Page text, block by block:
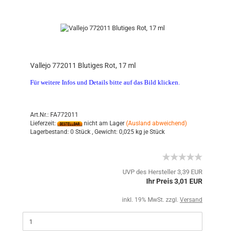
Vallejo 772011 Blutiges Rot, 17 ml
Für weitere Infos und Details bitte auf das Bild klicken.
Art.Nr.: FA772011
Lieferzeit:
nicht am Lager (Ausland abweichend)
Lagerbestand: 0 Stück , Gewicht: 0,025 kg je Stück
UVP des Hersteller 3,39 EUR
Ihr Preis 3,01 EUR
inkl. 19% MwSt. zzgl. Versand